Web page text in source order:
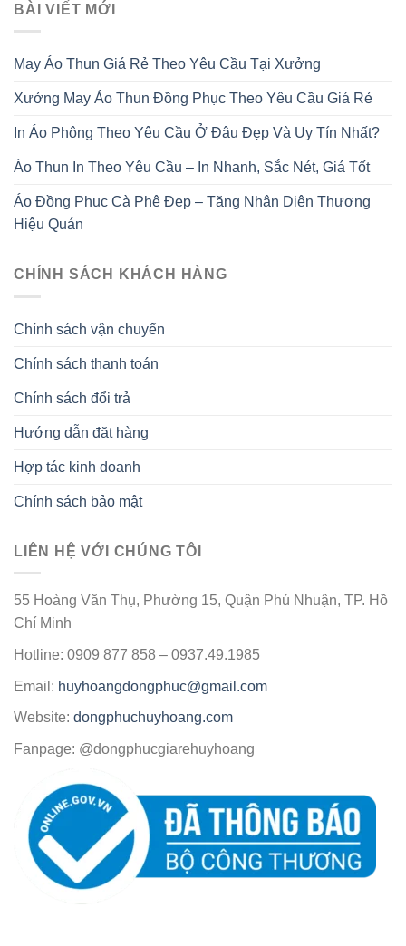
BÀI VIẾT MỚI
May Áo Thun Giá Rẻ Theo Yêu Cầu Tại Xưởng
Xưởng May Áo Thun Đồng Phục Theo Yêu Cầu Giá Rẻ
In Áo Phông Theo Yêu Cầu Ở Đâu Đẹp Và Uy Tín Nhất?
Áo Thun In Theo Yêu Cầu – In Nhanh, Sắc Nét, Giá Tốt
Áo Đồng Phục Cà Phê Đẹp – Tăng Nhận Diện Thương
Hiệu Quán
CHÍNH SÁCH KHÁCH HÀNG
Chính sách vận chuyển
Chính sách thanh toán
Chính sách đổi trả
Hướng dẫn đặt hàng
Hợp tác kinh doanh
Chính sách bảo mật
LIÊN HỆ VỚI CHÚNG TÔI
55 Hoàng Văn Thụ, Phường 15, Quận Phú Nhuận, TP. Hồ
Chí Minh
Hotline: 0909 877 858 – 0937.49.1985
Email: huyhoangdongphuc@gmail.com
Website: dongphuchuyhoang.com
Fanpage: @dongphucgiarehuyhoang